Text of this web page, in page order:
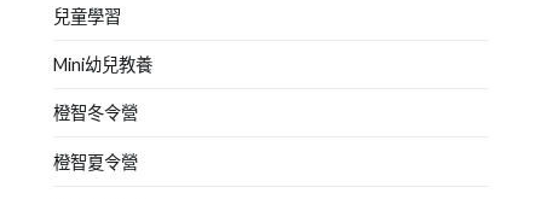
兒童學習
Mini幼兒教養
橙智冬令營
橙智夏令營